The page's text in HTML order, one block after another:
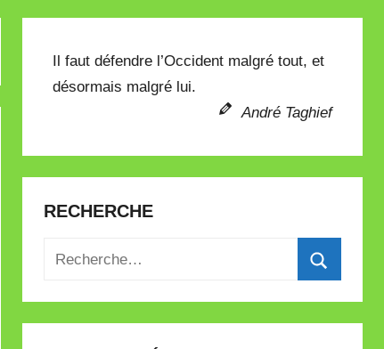
Il faut défendre l’Occident malgré tout, et
désormais malgré lui.
André Taghief
RECHERCHE
Recherche
: